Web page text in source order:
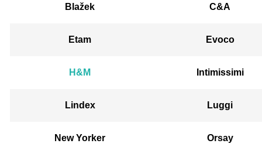
Blažek C&A
Etam Evoco
H&M Intimissimi
Lindex Luggi
New Yorker Orsay